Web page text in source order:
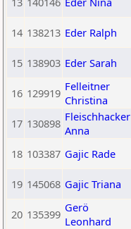
14 138213 Eder Ralph
15 138903 Eder Sarah
16 129919 Felleitner
Christina
17 130898 Fleischhacker
Anna
18 103387 Gajic Rade
19 145068 Gajic Triana
20 135399 Gerö
Leonhard